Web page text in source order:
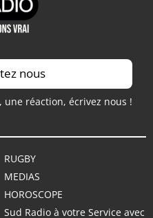
nous
une réaction, écrivez nous !
RUGBY
MEDIAS
HOROSCOPE
Sud Radio à votre Service avec